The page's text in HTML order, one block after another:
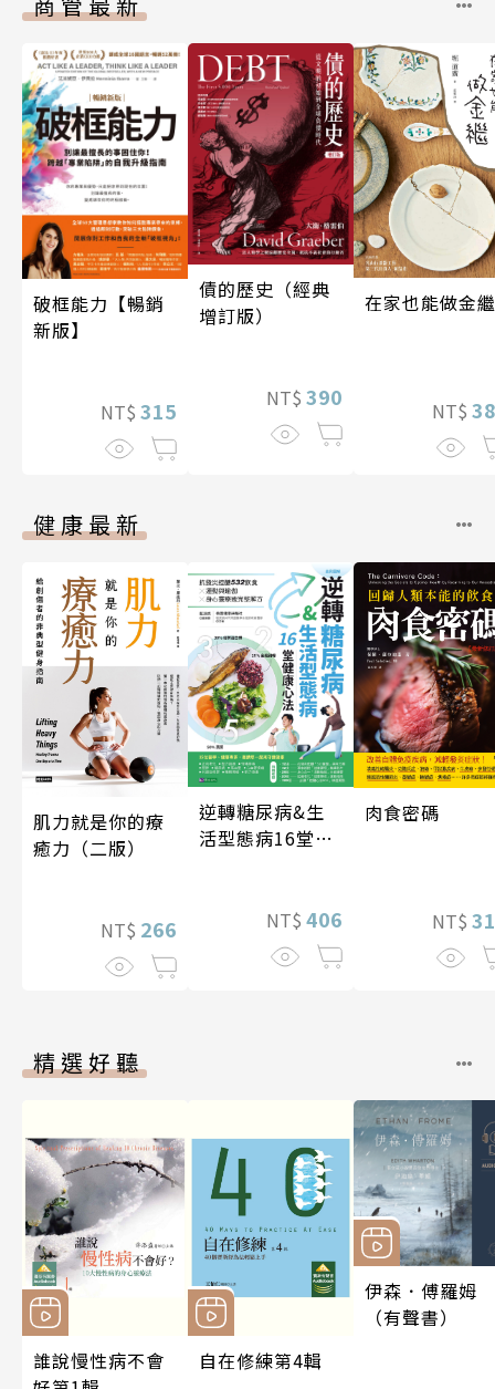
破框能力【暢銷
新版】
NT$ 315
債的歷史（經典
增訂版）
NT$ 390
在家也能做金繼
NT$
健康最新
肌力就是你的療
癒力（二版）
NT$ 266
逆轉糖尿病&生
活型態病16堂健
NT$ 406
肉食密碼
NT$
精選好聽
誰說慢性病不會
自在修練第4輯
伊森．傅羅姆
（有聲書）